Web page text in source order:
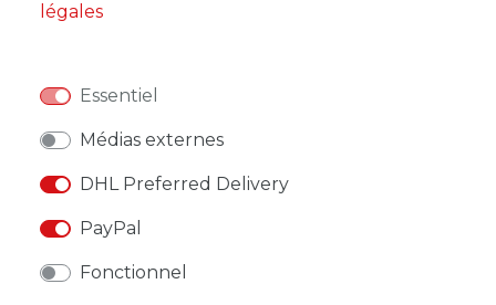
DESCRIPTION
légales
Essentiel
Médias externes
DHL Preferred Delivery
PayPal
Fonctionnel